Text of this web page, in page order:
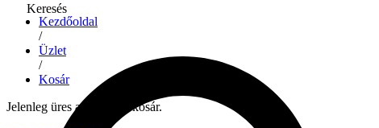
Keresés
Kezdőoldal
/
Üzlet
/
Kosár
Jelenleg üres a bevásárlókosár.